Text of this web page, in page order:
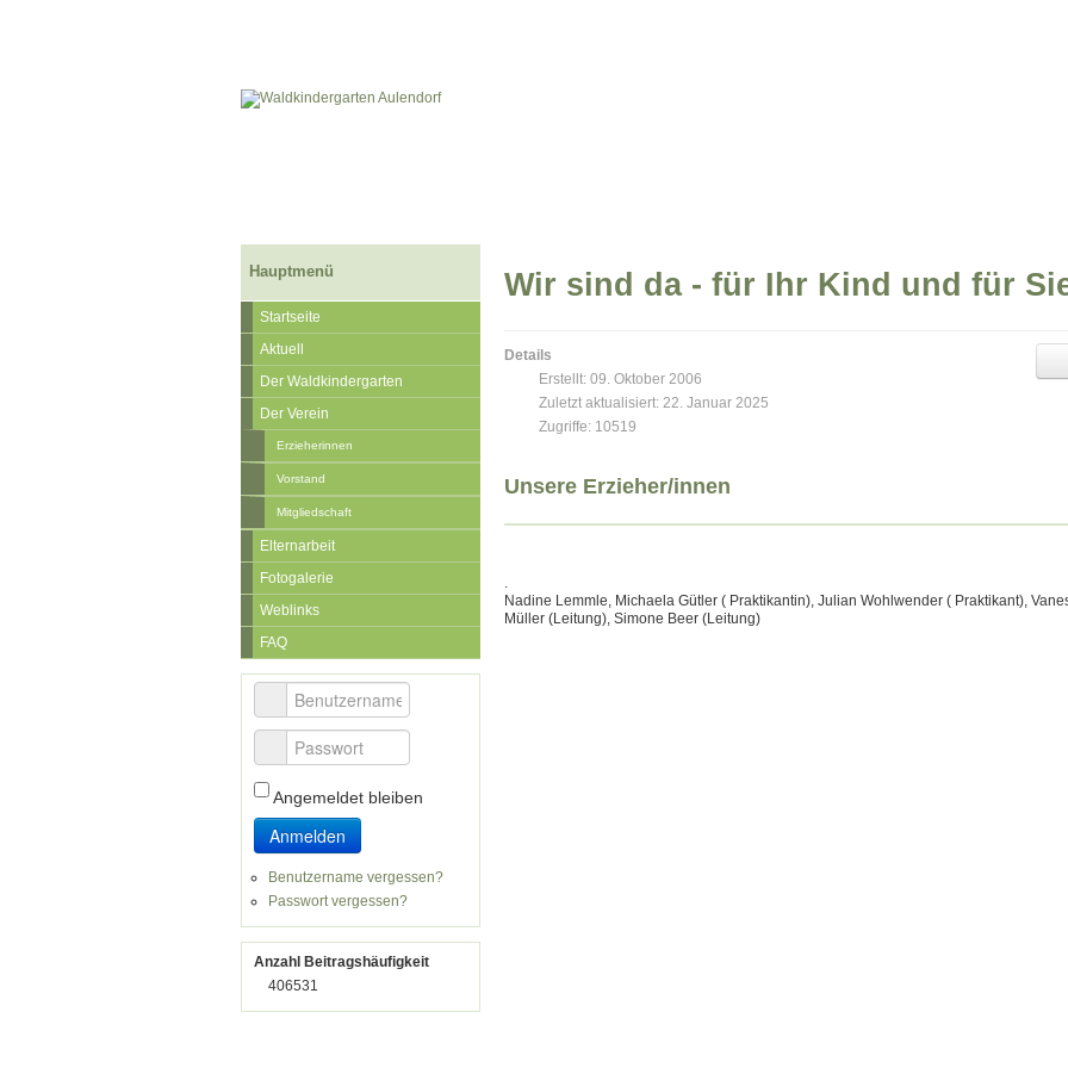
Hauptmenü
Startseite
Aktuell
Der Waldkindergarten
Der Verein
Erzieherinnen
Vorstand
Mitgliedschaft
Elternarbeit
Fotogalerie
Weblinks
FAQ
Benutzername
Passwort
Angemeldet bleiben
Anmelden
Benutzername vergessen?
Passwort vergessen?
Anzahl Beitragshäufigkeit
406531
Wir sind da - für Ihr Kind und für
Details
Erstellt: 09. Oktober 2006
Zuletzt aktualisiert: 22. Januar 2025
Zugriffe: 10519
Unsere Erzieher/innen
Nadine Lemmle, Michaela Gütler ( Praktikantin), Julian Wohlwender ( Praktikant),
Müller (Leitung), Simone Beer (Leitung)